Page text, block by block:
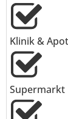
Klinik &
Supermarkt